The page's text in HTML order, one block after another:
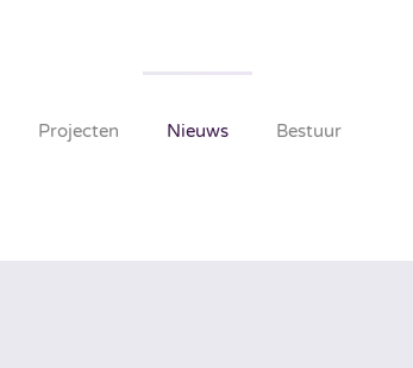
Projecten Nieuws Bestuur